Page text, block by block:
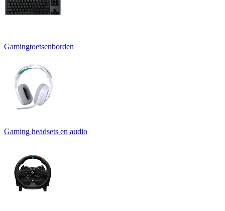
Gamingtoetsenborden
Gaming headsets en audio